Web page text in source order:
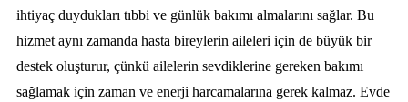
ihtiyaç duydukları tıbbi ve günlük bakımı almalarını sağlar. Bu
hizmet aynı zamanda hasta bireylerin aileleri için de büyük bir
destek oluşturur, çünkü ailelerin sevdiklerine gereken bakımı
sağlamak için zaman ve enerji harcamalarına gerek kalmaz. Evde